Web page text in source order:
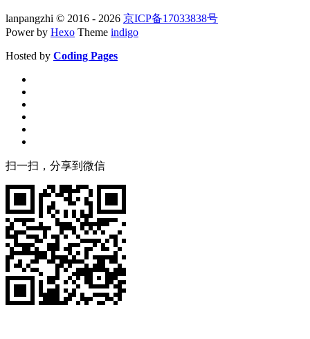
lanpangzhi © 2016 - 2026 京ICP备17033838号
Power by Hexo Theme indigo
Hosted by Coding Pages
扫一扫，分享到微信